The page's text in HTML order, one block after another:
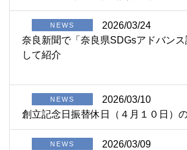
NEWS
2026/03/24
奈良新聞で「奈良県SDGsアドバンス
して紹介
NEWS
2026/03/10
創立記念日振替休日（４月１０日）
NEWS
2026/03/09